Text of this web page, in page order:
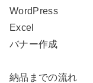
WordPress
Excel
バナー作成
納品までの流れ